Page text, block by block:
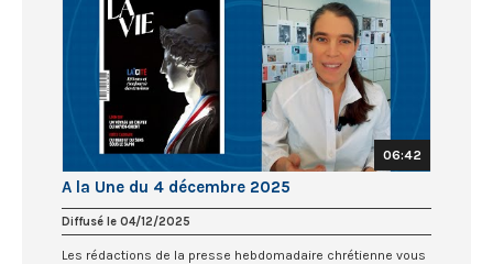
06:42
A la Une du 4 décembre 2025
Diffusé le 04/12/2025
Les rédactions de la presse hebdomadaire chrétienne vous